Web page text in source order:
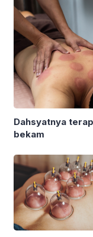
Dahsyatnya
bekam